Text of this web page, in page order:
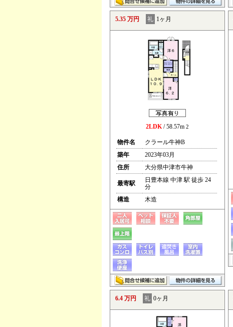
5.35 万円 礼 1ヶ月
2LDK/ 58.57m 2
物件名
クラール牛神B
築年
2023年03月
住所
大分県中津市牛神
最寄駅
日豊本線 中津 駅 徒歩 24
分
構造
木造
6.4 万円 礼 0ヶ月